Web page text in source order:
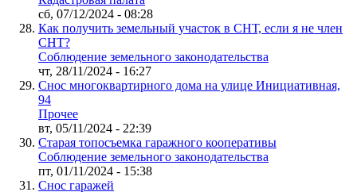
сб, 07/12/2024 - 08:28
Как получить земельный участок в СНТ, если я не член
СНТ?
Соблюдение земельного законодательства
чт, 28/11/2024 - 16:27
Снос многоквартирного дома на улице Инициативная,
94
Прочее
вт, 05/11/2024 - 22:39
Старая топосъемка гаражного кооперативы
Соблюдение земельного законодательства
пт, 01/11/2024 - 15:38
Снос гаражей